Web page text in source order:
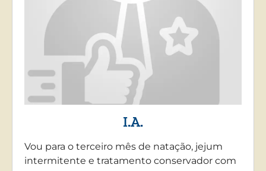
I.A.
Vou para o terceiro mês de natação, jejum
intermitente e tratamento conservador com